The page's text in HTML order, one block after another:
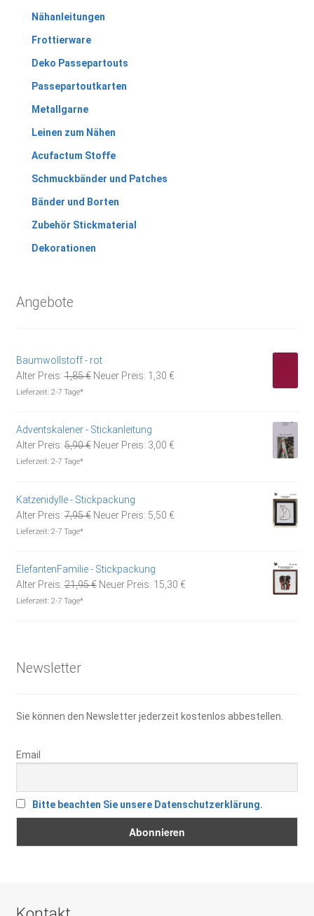
Nähanleitungen
Frottierware
Deko Passepartouts
Passepartoutkarten
Metallgarne
Leinen zum Nähen
Acufactum Stoffe
Schmuckbänder und Patches
Bänder und Borten
Zubehör Stickmaterial
Dekorationen
Angebote
Baumwollstoff - rot
Alter Preis: 1,85€ Ursprünglicher
Neuer Preis: 1,30 €Aktueller
Lieferzeit: 2-7 Tage*
Adventskalener - Stickanleitung
Alter Preis: 5,90€ Ursprünglicher
Neuer Preis: 3,00 €Aktueller
Lieferzeit: 2-7 Tage*
Katzenidylle - Stickpackung
Alter Preis: 7,95€ Ursprünglicher
Neuer Preis: 5,50 €Aktueller
Lieferzeit: 2-7 Tage*
ElefantenFamilie - Stickpackung
Alter Preis: 21,95€ Ursprünglicher
Neuer Preis: 15,30 €Aktueller
Lieferzeit: 2-7 Tage*
Newsletter
Sie können den Newsletter jederzeit kostenlos abbestellen.
Email
Bitte beachten Sie unsere Datenschutzerklärung.